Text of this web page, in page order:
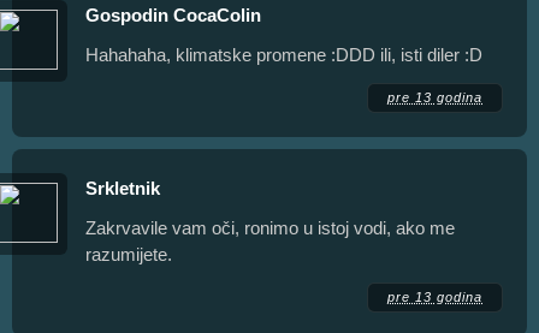
Gospodin CocaColin
Hahahaha, klimatske promene :DDD ili, isti diler :D
pre 13 godina
Srkletnik
Zakrvavile vam oči, ronimo u istoj vodi, ako me
razumijete.
pre 13 godina